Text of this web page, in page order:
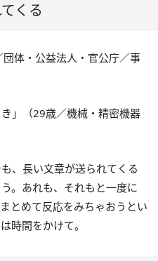
くる
体・公益法人・官公庁／事
」（29歳／機械・精密機器
、長い文章が送られてくる
。あれも、それもと一度に
とめて反応をみちゃおうとい
時間をかけて。